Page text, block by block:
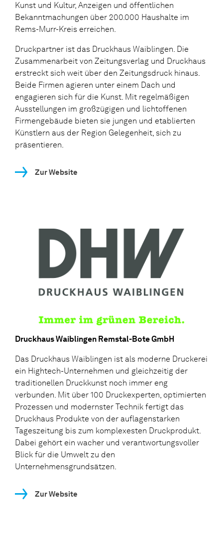
Kunst und Kultur, Anzeigen und öffentlichen
Bekanntmachungen über 200.000 Haushalte im
Rems-Murr-Kreis erreichen.
Druckpartner ist das Druckhaus Waiblingen. Die
Zusammenarbeit von Zeitungsverlag und Druckhaus
erstreckt sich weit über den Zeitungsdruck hinaus.
Beide Firmen agieren unter einem Dach und
engagieren sich für die Kunst. Mit regelmäßigen
Ausstellungen im großzügigen und lichtoffenen
Firmengebäude bieten sie jungen und etablierten
Künstlern aus der Region Gelegenheit, sich zu
präsentieren.
Zur Website
Druckhaus Waiblingen Remstal-Bote GmbH
Das Druckhaus Waiblingen ist als moderne Druckerei
ein Hightech-Unternehmen und gleichzeitig der
traditionellen Druckkunst noch immer eng
verbunden. Mit über 100 Druckexperten, optimierten
Prozessen und modernster Technik fertigt das
Druckhaus Produkte von der auflagenstarken
Tageszeitung bis zum komplexesten Druckprodukt.
Dabei gehört ein wacher und verantwortungsvoller
Blick für die Umwelt zu den
Unternehmensgrundsätzen.
Zur Website